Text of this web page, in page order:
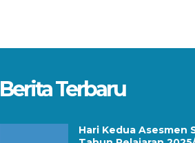
Berita Terbaru
Hari Kedua Asesmen